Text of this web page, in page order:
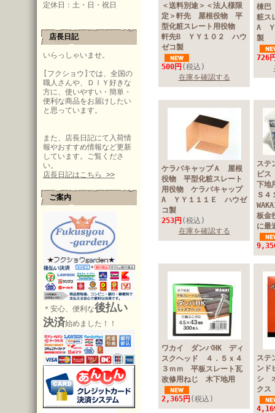
定休日：土・日・祝日
店長日記
いらっしゃいませ。
[フクショウ]では、全国の
職人さんや、ＤＩＹ好きな
方に、使いやすい・簡単・
便利な商品をお届けしたい
と思っています。
また、店長日記にて入荷情
報やおすすめ情報など更新
しています。ご覧くださ
い。
店長日記はこちら >>
ご案内
＊安心、便利な後払い
決済始めました！！
＜送料別途＞＜法人様限
定＞軒先 屋根役物 平
型化粧スレート用役物
軒先B ＹＹ１０２ ハウ
ゼコ製
500円 (税込)
在庫を確認する
棟
粧ス
A Ｙ
製
726
ケラバキャップＡ 屋根
役物 平型化粧スレート
用役物 ケラバキャップ
A ＹＹ１１１Ｅ ハウゼ
コ製
253円 (税込)
在庫を確認する
ステ
ビ
下地
Ｓ
板金
に最
ワカイ ダンバHK ディ
スクヘッド ４．５ｘ４
３ｍｍ 平板スレート瓦
改修用ねじ 木下地用
2,365円 (税込)
ステ
ンド
シ
ク